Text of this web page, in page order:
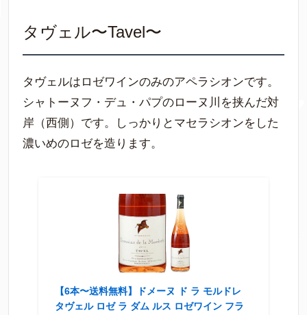
タヴェル〜Tavel〜
タヴェルはロゼワインのみのアペラシオンです。
シャトーヌフ・デュ・パプのローヌ川を挟んだ対
岸（西側）です。しっかりとマセラシオンをした
濃いめのロゼを造ります。
【6本〜送料無料】ドメーヌ ド ラ モルドレ
タヴェル ロゼ ラ ダム ルス ロゼワイン フラ